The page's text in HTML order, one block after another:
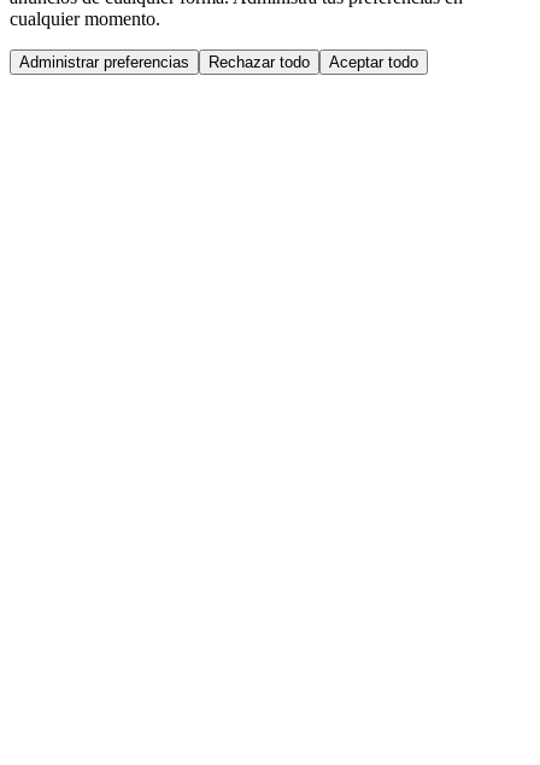
cualquier momento.
Administrar preferencias Rechazar todo Aceptar todo